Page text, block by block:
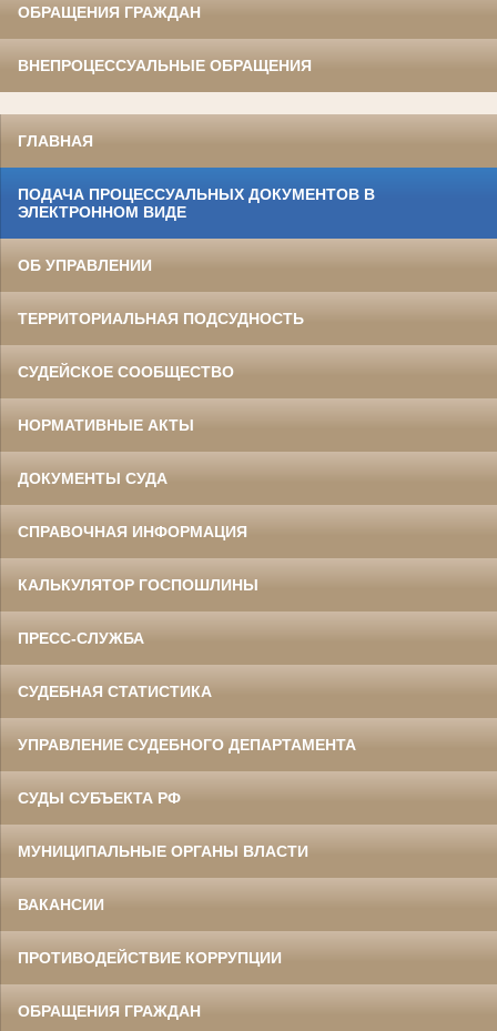
ОБРАЩЕНИЯ ГРАЖДАН
ВНЕПРОЦЕССУАЛЬНЫЕ ОБРАЩЕНИЯ
ГЛАВНАЯ
ПОДАЧА ПРОЦЕССУАЛЬНЫХ ДОКУМЕНТОВ В
ЭЛЕКТРОННОМ ВИДЕ
ОБ УПРАВЛЕНИИ
ТЕРРИТОРИАЛЬНАЯ ПОДСУДНОСТЬ
СУДЕЙСКОЕ СООБЩЕСТВО
НОРМАТИВНЫЕ АКТЫ
ДОКУМЕНТЫ СУДА
СПРАВОЧНАЯ ИНФОРМАЦИЯ
КАЛЬКУЛЯТОР ГОСПОШЛИНЫ
ПРЕСС-СЛУЖБА
СУДЕБНАЯ СТАТИСТИКА
УПРАВЛЕНИЕ СУДЕБНОГО ДЕПАРТАМЕНТА
СУДЫ СУБЪЕКТА РФ
МУНИЦИПАЛЬНЫЕ ОРГАНЫ ВЛАСТИ
ВАКАНСИИ
ПРОТИВОДЕЙСТВИЕ КОРРУПЦИИ
ОБРАЩЕНИЯ ГРАЖДАН